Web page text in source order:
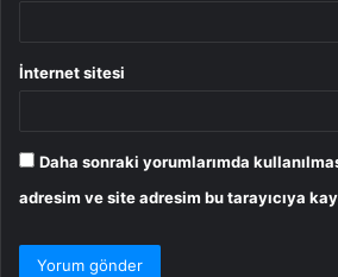
İnternet sitesi
Daha sonraki yorumlarımda
adresim ve site adresim bu tarayıcıya